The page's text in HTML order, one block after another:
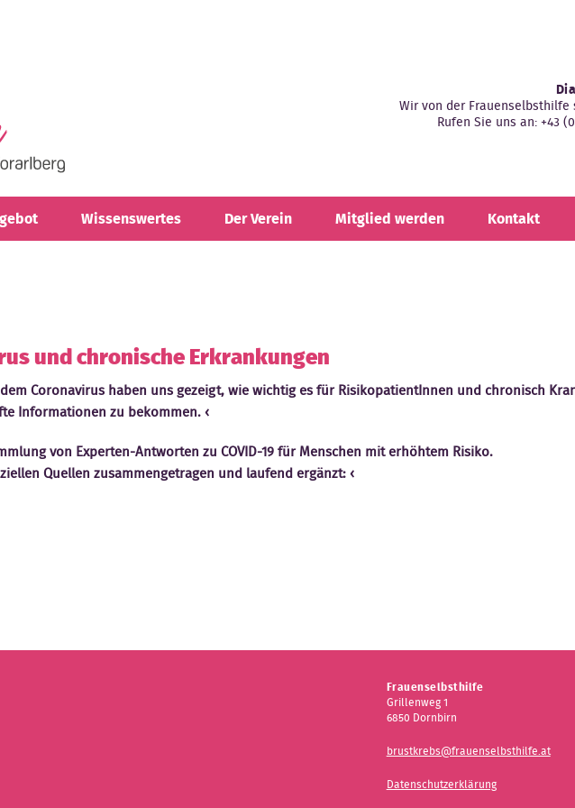
Wir von der Frauenselbsthilfe
Rufen Sie uns an: +43
Wissenswertes Der Verein Mitglied werden Kontakt
und chronische Erkrankungen
Coronavirus haben uns gezeigt, wie wichtig es für RisikopatientInnen und chronisch
Informationen zu bekommen.
von Experten-Antworten zu COVID-19 für Menschen mit erhöhtem Risiko.
Quellen zusammengetragen und laufend ergänzt:
Frauenselbsthilfe
Grillenweg 1
6850 Dornbirn
brustkrebs@frauenselbsthilfe.at
Datenschutzerklärung